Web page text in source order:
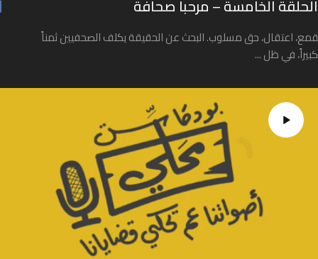
الحلقة الخامسة – مرحبا صحافة
قمع، اعتقال، حق مسلوب. البحث عن الحقيقة يكلف الصحفيين ثمناً
كبيراً، في ظل ...